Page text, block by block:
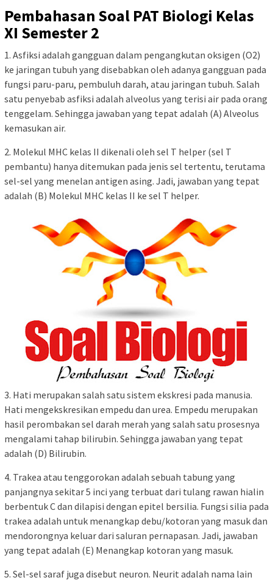
Pembahasan Soal PAT Biologi Kelas
XI Semester 2
1. Asfiksi adalah gangguan dalam pengangkutan oksigen (O2)
ke jaringan tubuh yang disebabkan oleh adanya gangguan pada
fungsi paru-paru, pembuluh darah, atau jaringan tubuh. Salah
satu penyebab asfiksi adalah alveolus yang terisi air pada orang
tenggelam. Sehingga jawaban yang tepat adalah (A) Alveolus
kemasukan air.
2. Molekul MHC kelas II dikenali oleh sel T helper (sel T
pembantu) hanya ditemukan pada jenis sel tertentu, terutama
sel-sel yang menelan antigen asing. Jadi, jawaban yang tepat
adalah (B) Molekul MHC kelas II ke sel T helper.
3. Hati merupakan salah satu sistem ekskresi pada manusia.
Hati mengekskresikan empedu dan urea. Empedu merupakan
hasil perombakan sel darah merah yang salah satu prosesnya
mengalami tahap bilirubin. Sehingga jawaban yang tepat
adalah (D) Bilirubin.
4. Trakea atau tenggorokan adalah sebuah tabung yang
panjangnya sekitar 5 inci yang terbuat dari tulang rawan hialin
berbentuk C dan dilapisi dengan epitel bersilia. Fungsi silia pada
trakea adalah untuk menangkap debu/kotoran yang masuk dan
mendorongnya keluar dari saluran pernapasan. Jadi, jawaban
yang tepat adalah (E) Menangkap kotoran yang masuk.
5. Sel-sel saraf juga disebut neuron. Neurit adalah nama lain